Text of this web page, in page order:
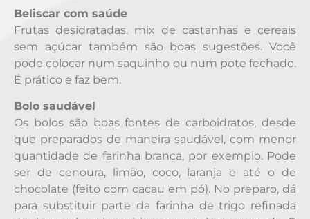
Beliscar com saúde
Frutas desidratadas, mix de castanhas e cereais
sem açúcar também são boas sugestões. Você
pode colocar num saquinho ou num pote fechado.
É prático e faz bem.
Bolo saudável
Os bolos são boas fontes de carboidratos, desde
que preparados de maneira saudável, com menor
quantidade de farinha branca, por exemplo. Pode
ser de cenoura, limão, coco, laranja e até o de
chocolate (feito com cacau em pó). No preparo, dá
para substituir parte da farinha de trigo refinada